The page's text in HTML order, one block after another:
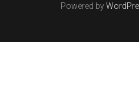
Powered by